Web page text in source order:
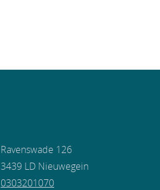
Ravenswade 126
3439 LD Nieuwegein
0303201070